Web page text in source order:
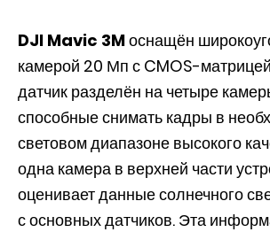
DJI Mavic 3Mоснащён
камерой 20 Мп с CMOS-
датчик разделён на четыре
способные снимать кадры в
световом диапазоне высокого
одна камера в верхней части
оценивает данные солнечного
с основных датчиков. Эта